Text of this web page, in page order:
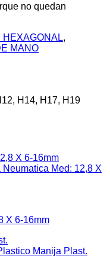
no quedan
HEXAGONAL,
MANO
H14, H17, H19
X 6-16mm